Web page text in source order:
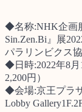
◆名称:NHK企画
Sin.Zen.Bi』展
パラリンビクス
◆日時:2022年8月
2,200円）
◆会場:京王プラ
Lobby